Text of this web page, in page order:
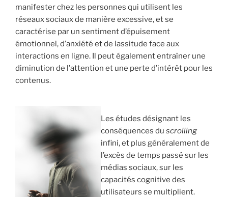
manifester chez les personnes qui utilisent les
réseaux sociaux de manière excessive, et se
caractérise par un sentiment d’épuisement
émotionnel, d’anxiété et de lassitude face aux
interactions en ligne. Il peut également entraîner une
diminution de l’attention et une perte d’intérêt pour les
contenus.
Les études désignant les
conséquences du scrolling
infini, et plus généralement de
l’excès de temps passé sur les
médias sociaux, sur les
capacités cognitive des
utilisateurs se multiplient.